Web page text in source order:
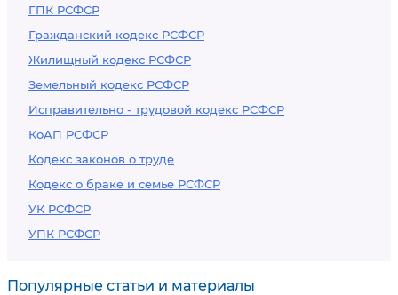
ГПК РСФСР
Гражданский кодекс РСФСР
Жилищный кодекс РСФСР
Земельный кодекс РСФСР
Исправительно - трудовой кодекс РСФСР
КоАП РСФСР
Кодекс законов о труде
Кодекс о браке и семье РСФСР
УК РСФСР
УПК РСФСР
Популярные статьи и материалы